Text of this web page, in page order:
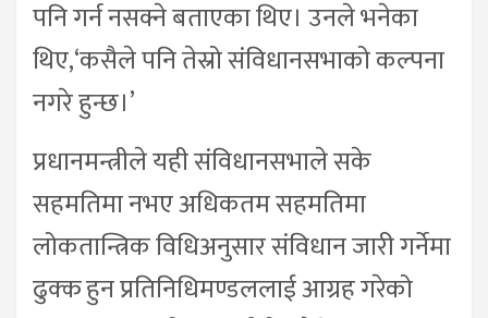
पनि गर्न नसक्ने बताएका थिए। उनले भनेका
थिए,‘कसैले पनि तेस्रो संविधानसभाको कल्पना
नगरे हुन्छ।’
प्रधानमन्त्रीले यही संविधानसभाले सके
सहमतिमा नभए अधिकतम सहमतिमा
लोकतान्त्रिक विधिअनुसार संविधान जारी गर्नेमा
ढुक्क हुन प्रतिनिधिमण्डललाई आग्रह गरेको